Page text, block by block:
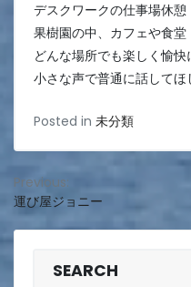
デスクワークの仕事場休憩
果樹園の中、カフェや食堂
どんな場所でも楽しく愉快
小さな声で普通に話してほ
Posted in 未分類
投
稿
ナ
Previous:
運び屋ジョニー
SEARCH